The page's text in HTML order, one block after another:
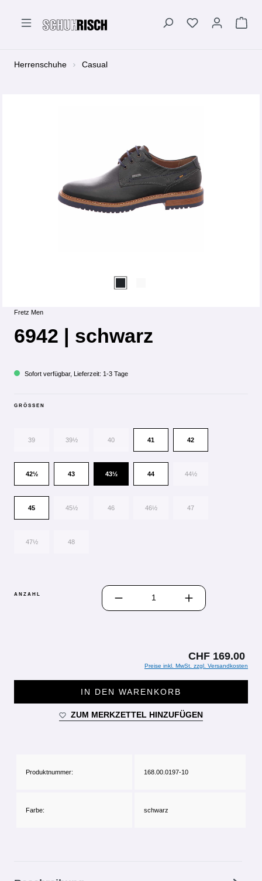
Herrenschuhe Casual
Fretz Men
6942 | schwarz
Sofort verfügbar, Lieferzeit: 1-3 Tage
GRÖSSEN
39 39½ 40 41 42
42½ 43 43½ 44 44½
45 45½ 46 46½ 47
47½ 48
ANZAHL
PRODUKT ANZAHL: GIB DEN
CHF 169.00
Preise inkl. MwSt. zzgl. Versandkosten
IN DEN WARENKORB
ZUM MERKZETTEL HINZUFÜGEN
Produktnummer: 168.00.0197-10
Farbe: schwarz